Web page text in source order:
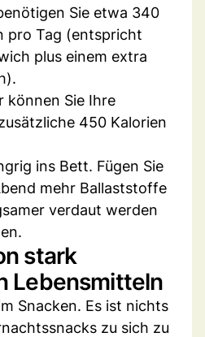
Sie etwa 340
pro Tag (entspricht
plus einem extra
können Sie Ihre
450 Kalorien
ins Bett. Fügen Sie
mehr Ballaststoffe
verdaut werden
stark
Lebensmitteln
Snacken. Es ist nichts
zu sich zu